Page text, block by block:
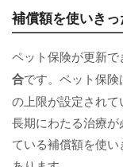
補償額を使いき
ペット保険が更新で
合です。ペット保
の上限が設定されて
長期にわたる治療
ている補償額を使